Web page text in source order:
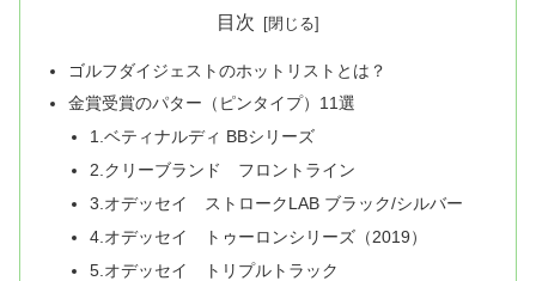
目次
ゴルフダイジェストのホットリストとは？
金賞受賞のパター（ピンタイプ）11選
1.ベティナルディ BBシリーズ
2.クリーブランド フロントライン
3.オデッセイ ストロークLAB ブラック/シルバー
4.オデッセイ トゥーロンシリーズ（2019）
5.オデッセイ トリプルトラック